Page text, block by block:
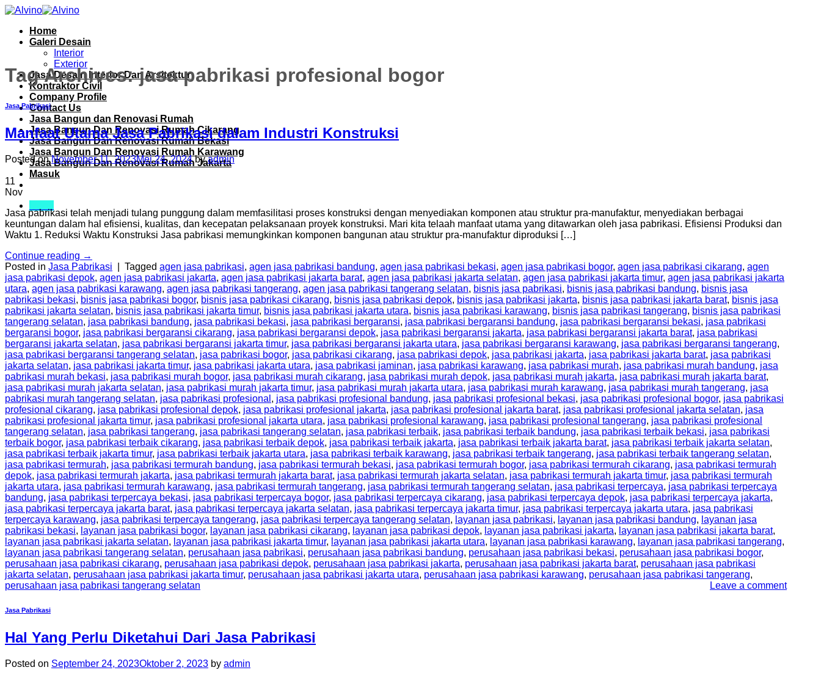
Skip
contentHome
Galeri Desain
Interior
Exterior
Jasa Desain Interior Dan Arsitektur
Kontraktor Civil
Company Profile
Contact Us
Jasa Bangun dan Renovasi Rumah
Jasa Bangun Dan Renovasi Rumah Cikarang
Jasa Bangun Dan Renovasi Rumah Bekasi
Jasa Bangun Dan Renovasi Rumah Karawang
Jasa Bangun Dan Renovasi Rumah Jakarta
Masuk
Tag Archives:jasa pabrikasi profesional bogor
Jasa Pabrikasi
Manfaat Utama Jasa Pabrikasi dalam Industri Konstruksi
Posted onNovember 11, 2023Mei 24, 2024 byadmin
11
Nov
Jasa pabrikasi telah menjadi tulang punggung dalam memfasilitasi proses konstruksi dengan menyediakan komponen atau struktur pra-manufaktur, menyediakan berbagai
keuntungan dalam hal efisiensi, kualitas, dan kecepatan pelaksanaan proyek konstruksi. Mari kita telaah manfaat utama yang ditawarkan oleh jasa pabrikasi. Efisiensi Produksi dan
Waktu 1. Reduksi Waktu Konstruksi Jasa pabrikasi memungkinkan komponen bangunan atau struktur pra-manufaktur diproduksi […]
Continue reading →
Posted in Jasa Pabrikasi Tagged agen jasa pabrikasi, agen jasa pabrikasi bandung, agen jasa pabrikasi bekasi, agen jasa pabrikasi bogor, agen jasa pabrikasi cikarang, agen
jasa pabrikasi depok, agen jasa pabrikasi jakarta, agen jasa pabrikasi jakarta barat, agen jasa pabrikasi jakarta selatan, agen jasa pabrikasi jakarta timur, agen jasa pabrikasi jakarta
utara, agen jasa pabrikasi karawang, agen jasa pabrikasi tangerang, agen jasa pabrikasi tangerang selatan, bisnis jasa pabrikasi, bisnis jasa pabrikasi bandung, bisnis jasa
pabrikasi bekasi, bisnis jasa pabrikasi bogor, bisnis jasa pabrikasi cikarang, bisnis jasa pabrikasi depok, bisnis jasa pabrikasi jakarta, bisnis jasa pabrikasi jakarta barat, bisnis jasa
pabrikasi jakarta selatan, bisnis jasa pabrikasi jakarta timur, bisnis jasa pabrikasi jakarta utara, bisnis jasa pabrikasi karawang, bisnis jasa pabrikasi tangerang, bisnis jasa pabrikasi
tangerang selatan, jasa pabrikasi bandung, jasa pabrikasi bekasi, jasa pabrikasi bergaransi, jasa pabrikasi bergaransi bandung, jasa pabrikasi bergaransi bekasi, jasa pabrikasi
bergaransi bogor, jasa pabrikasi bergaransi cikarang, jasa pabrikasi bergaransi depok, jasa pabrikasi bergaransi jakarta, jasa pabrikasi bergaransi jakarta barat, jasa pabrikasi
bergaransi jakarta selatan, jasa pabrikasi bergaransi jakarta timur, jasa pabrikasi bergaransi jakarta utara, jasa pabrikasi bergaransi karawang, jasa pabrikasi bergaransi tangerang,
jasa pabrikasi bergaransi tangerang selatan, jasa pabrikasi bogor, jasa pabrikasi cikarang, jasa pabrikasi depok, jasa pabrikasi jakarta, jasa pabrikasi jakarta barat, jasa pabrikasi
jakarta selatan, jasa pabrikasi jakarta timur, jasa pabrikasi jakarta utara, jasa pabrikasi jaminan, jasa pabrikasi karawang, jasa pabrikasi murah, jasa pabrikasi murah bandung, jasa
pabrikasi murah bekasi, jasa pabrikasi murah bogor, jasa pabrikasi murah cikarang, jasa pabrikasi murah depok, jasa pabrikasi murah jakarta, jasa pabrikasi murah jakarta barat,
jasa pabrikasi murah jakarta selatan, jasa pabrikasi murah jakarta timur, jasa pabrikasi murah jakarta utara, jasa pabrikasi murah karawang, jasa pabrikasi murah tangerang, jasa
pabrikasi murah tangerang selatan, jasa pabrikasi profesional , jasa pabrikasi profesional bandung, jasa pabrikasi profesional bekasi, jasa pabrikasi profesional bogor, jasa pabrikasi
profesional cikarang, jasa pabrikasi profesional depok, jasa pabrikasi profesional jakarta, jasa pabrikasi profesional jakarta barat, jasa pabrikasi profesional jakarta selatan, jasa
pabrikasi profesional jakarta timur, jasa pabrikasi profesional jakarta utara, jasa pabrikasi profesional karawang, jasa pabrikasi profesional tangerang, jasa pabrikasi profesional
tangerang selatan, jasa pabrikasi tangerang, jasa pabrikasi tangerang selatan, jasa pabrikasi terbaik, jasa pabrikasi terbaik bandung, jasa pabrikasi terbaik bekasi, jasa pabrikasi
terbaik bogor, jasa pabrikasi terbaik cikarang, jasa pabrikasi terbaik depok, jasa pabrikasi terbaik jakarta, jasa pabrikasi terbaik jakarta barat, jasa pabrikasi terbaik jakarta selatan,
jasa pabrikasi terbaik jakarta timur, jasa pabrikasi terbaik jakarta utara, jasa pabrikasi terbaik karawang, jasa pabrikasi terbaik tangerang, jasa pabrikasi terbaik tangerang selatan,
jasa pabrikasi termurah, jasa pabrikasi termurah bandung, jasa pabrikasi termurah bekasi, jasa pabrikasi termurah bogor, jasa pabrikasi termurah cikarang, jasa pabrikasi termurah
depok, jasa pabrikasi termurah jakarta, jasa pabrikasi termurah jakarta barat, jasa pabrikasi termurah jakarta selatan, jasa pabrikasi termurah jakarta timur, jasa pabrikasi termurah
jakarta utara, jasa pabrikasi termurah karawang, jasa pabrikasi termurah tangerang, jasa pabrikasi termurah tangerang selatan, jasa pabrikasi terpercaya, jasa pabrikasi terpercaya
bandung, jasa pabrikasi terpercaya bekasi, jasa pabrikasi terpercaya bogor, jasa pabrikasi terpercaya cikarang, jasa pabrikasi terpercaya depok, jasa pabrikasi terpercaya jakarta,
jasa pabrikasi terpercaya jakarta barat, jasa pabrikasi terpercaya jakarta selatan, jasa pabrikasi terpercaya jakarta timur, jasa pabrikasi terpercaya jakarta utara, jasa pabrikasi
terpercaya karawang, jasa pabrikasi terpercaya tangerang, jasa pabrikasi terpercaya tangerang selatan, layanan jasa pabrikasi, layanan jasa pabrikasi bandung, layanan jasa
pabrikasi bekasi, layanan jasa pabrikasi bogor, layanan jasa pabrikasi cikarang, layanan jasa pabrikasi depok, layanan jasa pabrikasi jakarta, layanan jasa pabrikasi jakarta barat,
layanan jasa pabrikasi jakarta selatan, layanan jasa pabrikasi jakarta timur, layanan jasa pabrikasi jakarta utara, layanan jasa pabrikasi karawang, layanan jasa pabrikasi tangerang,
layanan jasa pabrikasi tangerang selatan, perusahaan jasa pabrikasi, perusahaan jasa pabrikasi bandung, perusahaan jasa pabrikasi bekasi, perusahaan jasa pabrikasi bogor,
perusahaan jasa pabrikasi cikarang, perusahaan jasa pabrikasi depok, perusahaan jasa pabrikasi jakarta, perusahaan jasa pabrikasi jakarta barat, perusahaan jasa pabrikasi
jakarta selatan, perusahaan jasa pabrikasi jakarta timur, perusahaan jasa pabrikasi jakarta utara, perusahaan jasa pabrikasi karawang, perusahaan jasa pabrikasi tangerang,
perusahaan jasa pabrikasi tangerang selatan
Leave a comment
Jasa Pabrikasi
Hal Yang Perlu Diketahui Dari Jasa Pabrikasi
Posted on September 24, 2023Oktober 2, 2023 by admin